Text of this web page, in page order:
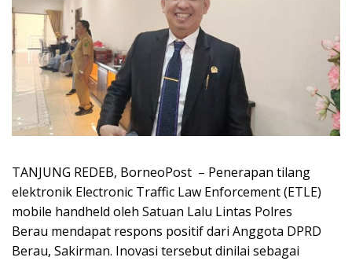
TANJUNG REDEB, BorneoPost – Penerapan tilang
elektronik Electronic Traffic Law Enforcement (ETLE)
mobile handheld oleh Satuan Lalu Lintas Polres
Berau mendapat respons positif dari Anggota DPRD
Berau, Sakirman. Inovasi tersebut dinilai sebagai